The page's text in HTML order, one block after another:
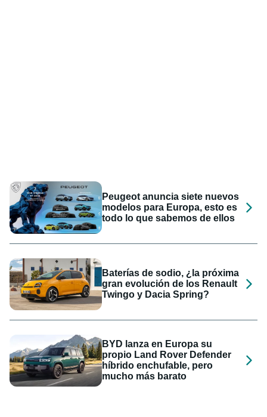
Peugeot anuncia siete nuevos
modelos para Europa, esto es
todo lo que sabemos de ellos
Baterías de sodio, ¿la próxima
gran evolución de los Renault
Twingo y Dacia Spring?
BYD lanza en Europa su
propio Land Rover Defender
híbrido enchufable, pero
mucho más barato